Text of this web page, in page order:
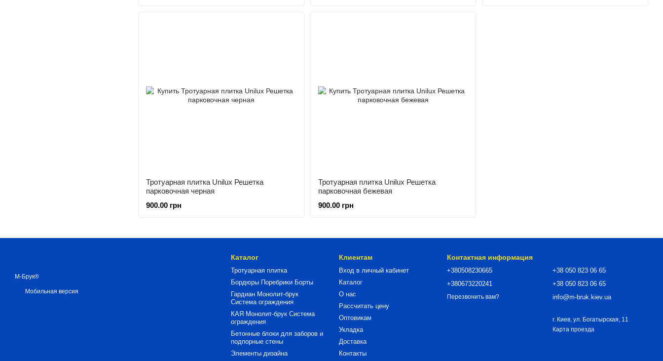
Тротуарная плитка Unilux Решетка
парковочная черная
900.00 грн
Тротуарная плитка Unilux Решетка
парковочная бежевая
900.00 грн
М-Брук®
Мобильная версия
Каталог
Тротуарная плитка
Бордюры Поребрики Борты
Гардиан Монолит-брук
Система ограждения
КАЯ Монолит-брук Система
ограждения
Бетонные блоки для заборов и
подпорные стены
Элементы дизайна
Клиентам
Вход в личный кабинет
Каталог
О нас
Рассчитать цену
Оптовикам
Укладка
Доставка
Контакты
Контактная информация
+380508230665
+380673220241
Перезвонить вам?
+38 050 823 06 65
+38 050 823 06 65
info@m-bruk.kiev.ua
г. Киев, ул. Богатырская, 11
Карта проезда